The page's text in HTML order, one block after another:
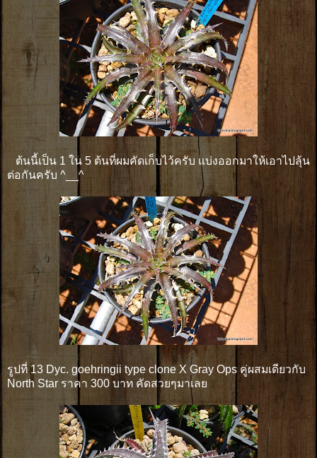
ต้นนี้เป็น 1 ใน 5 ต้นที่ผมคัดเก็บไว้ครับ แบ่งออกมาให้เอาไปลุ้น
ต่อกันครับ ^__^
รูปที่ 13 Dyc. goehringii type clone X Gray Ops คู่ผสมเดียวกับ
North Star ราคา 300 บาท คัดสวยๆมาเลย